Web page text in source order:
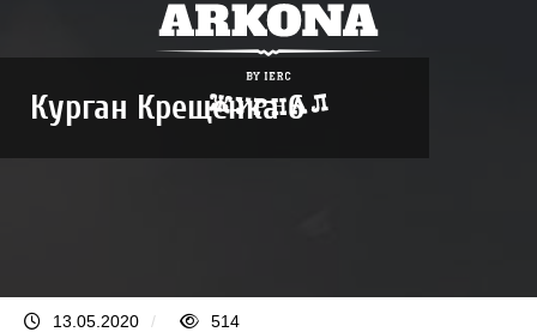
Курган Крещенка 6
13.05.2020 / 514